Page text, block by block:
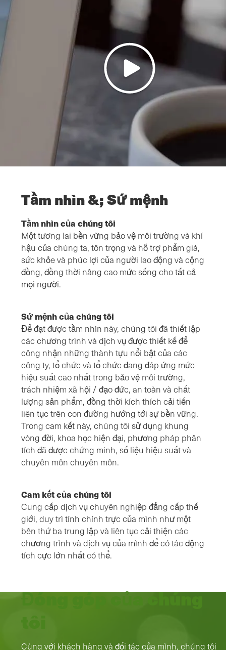
Tầm nhìn &; Sứ mệnh
Tầm nhìn của chúng tôi
Một tương lai bền vững bảo vệ môi trường và khí
hậu của chúng ta, tôn trọng và hỗ trợ phẩm giá,
sức khỏe và phúc lợi của người lao động và cộng
đồng, đồng thời nâng cao mức sống cho tất cả
mọi người.
Sứ mệnh của chúng tôi
Để đạt được tầm nhìn này, chúng tôi đã thiết lập
các chương trình và dịch vụ được thiết kế để
công nhận những thành tựu nổi bật của các
công ty, tổ chức và tổ chức đang đáp ứng mức
hiệu suất cao nhất trong bảo vệ môi trường,
trách nhiệm xã hội / đạo đức, an toàn và chất
lượng sản phẩm, đồng thời kích thích cải tiến
liên tục trên con đường hướng tới sự bền vững.
Trong cam kết này, chúng tôi sử dụng khung
vòng đời, khoa học hiện đại, phương pháp phân
tích đã được chứng minh, số liệu hiệu suất và
chuyên môn chuyên môn.
Cam kết của chúng tôi
Cung cấp dịch vụ chuyên nghiệp đẳng cấp thế
giới, duy trì tính chính trực của mình như một
bên thứ ba trung lập và liên tục cải thiện các
chương trình và dịch vụ của mình để có tác động
tích cực lớn nhất có thể.
Đóng góp của chúng
Cùng với khách hàng và đối tác của mình, chúng tôi